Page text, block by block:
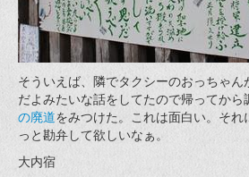
そういえば、隣でタクシーのおっちゃ
だよみたいな話をしてたので帰ってから
の廃道をみつけた。これは面白い。それ
っと勘弁して欲しいなぁ。
大内宿